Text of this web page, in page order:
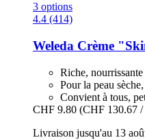
3 options
4.4 (414)
Weleda Crème
Riche,
Pour la peau
Convient à tous,
CHF 9.80 (CHF 130.67
Livraison jusqu'au 13